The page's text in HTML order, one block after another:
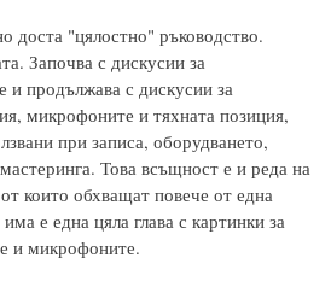
доста "цялостно" ръководство.
Започва с дискусии за
и продължава с дискусии за
микрофоните и тяхната позиция,
при записа, оборудването,
Това всъщност е и реда на
които обхващат повече от една
е една цяла глава с картинки за
и микрофоните.